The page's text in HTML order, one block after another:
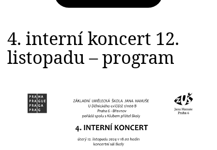
4. interní koncert 12.
listopadu – program